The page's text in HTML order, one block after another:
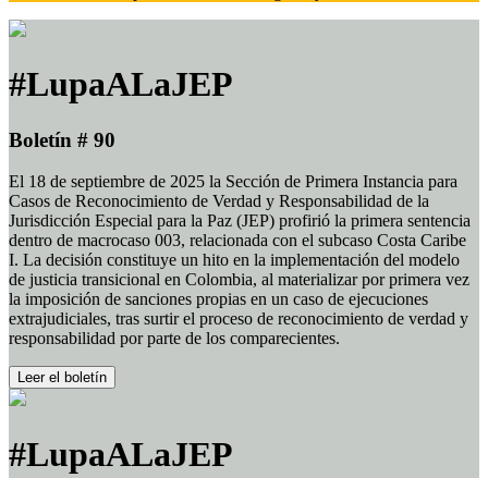
#LupaALaJEP
Boletín # 90
El 18 de septiembre de 2025 la Sección de Primera Instancia para
Casos de Reconocimiento de Verdad y Responsabilidad de la
Jurisdicción Especial para la Paz (JEP) profirió la primera sentencia
dentro de macrocaso 003, relacionada con el subcaso Costa Caribe
I. La decisión constituye un hito en la implementación del modelo
de justicia transicional en Colombia, al materializar por primera vez
la imposición de sanciones propias en un caso de ejecuciones
extrajudiciales, tras surtir el proceso de reconocimiento de verdad y
responsabilidad por parte de los comparecientes.
Leer el boletín
#LupaALaJEP